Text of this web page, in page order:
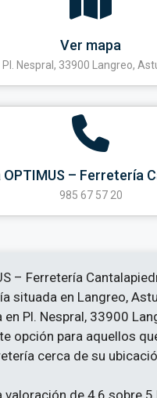
Ver mapa
Pl. Nespral, 33900 Langreo,
OPTIMUS – Ferretería
985 67 57 20
– Ferretería
situada en Langreo,
en Pl. Nespral, 33900
opción para aquellos
cerca de su